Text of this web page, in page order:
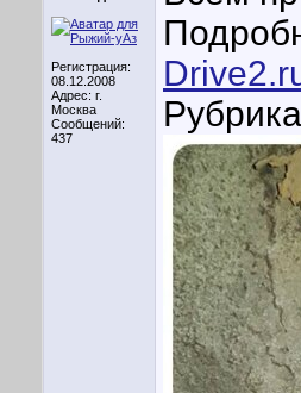
Регистрация:
08.12.2008
Адрес: г.
Москва
Сообщений:
437